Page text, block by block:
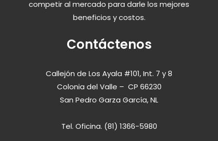
competir al mercado para darle los mejores
beneficios y costos.
Contáctenos
Callejón de Los Ayala #101, Int. 7 y 8
Colonia del Valle – CP 66230
San Pedro Garza García, NL
Tel. Oficina. (81) 1366-5980